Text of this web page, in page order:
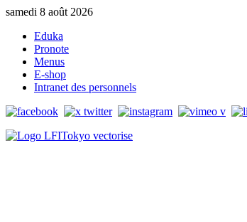
samedi 8 août 2026
Eduka
Pronote
Menus
E-shop
Intranet des personnels